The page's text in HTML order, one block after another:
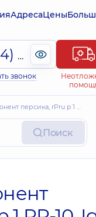
АдресаЦены
(044) 495-2-888
звонок
rPru p 1 PR‑10, IgE (f419)
Поиск